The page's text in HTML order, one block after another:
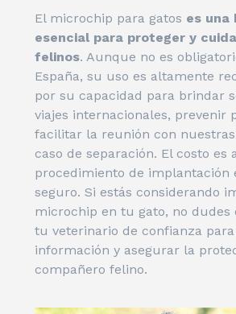
El microchip para gatos es una
esencial para proteger y
felinos. Aunque no es
España, su uso es altamente
por su capacidad para brindar
viajes internacionales, prevenir
facilitar la reunión con
caso de separación. El costo es
procedimiento de implantación
seguro. Si estás considerando
microchip en tu gato, no dudes
tu veterinario de confianza
información y asegurar la
compañero felino.